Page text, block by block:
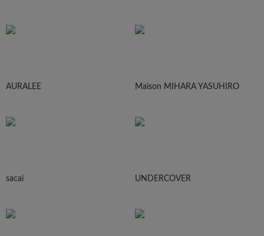
AURALEE Maison MIHARA YASUHIRO
sacai UNDERCOVER